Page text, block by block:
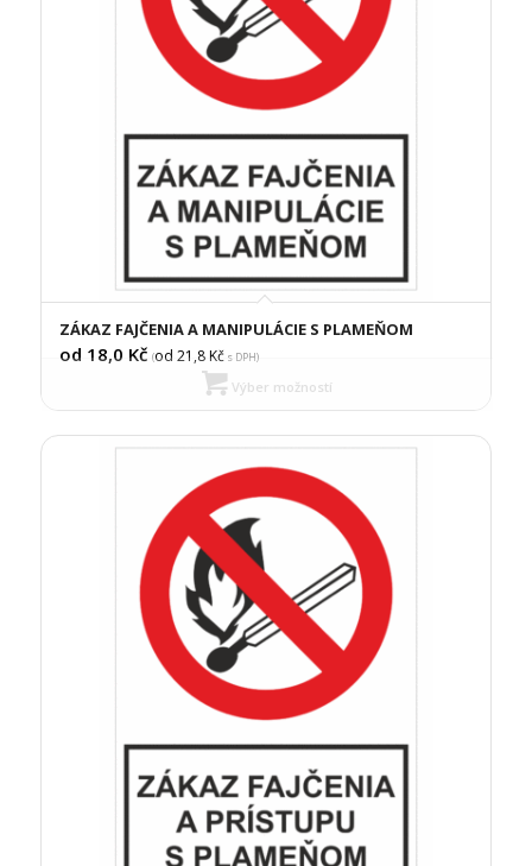
ZÁKAZ FAJČENIA A MANIPULÁCIE S PLAMEŇOM
od 18,0 Kč (od 21,8Kčs DPH)
Výber možností